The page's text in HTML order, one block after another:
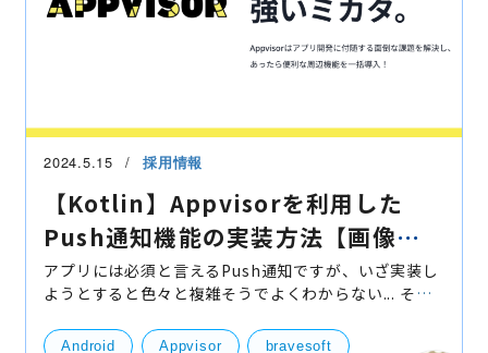
2024.5.15 採用情報
【Kotlin】Appvisorを利用した
Push通知機能の実装方法【画像と
サンプルコード付き】
アプリには必須と言えるPush通知ですが、いざ実装し
ようとすると色々と複雑そうでよくわからない... そん
す。 「Firebaseを使った場合とどう違うの？」 とい
Android Appvisor bravesoft